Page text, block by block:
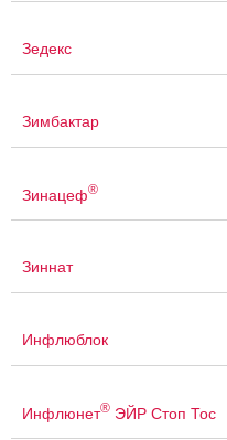
Зедекс
Зимбактар
Зинацеф®
Зиннат
Инфлюблок
Инфлюнет® ЭЙР Стоп Тос